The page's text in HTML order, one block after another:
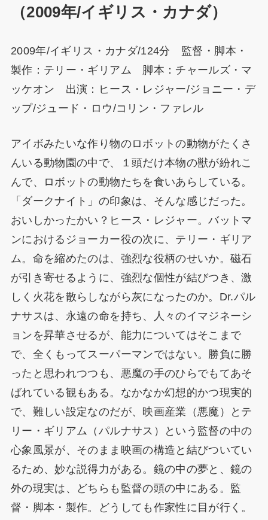
（2009年/イギリス・カナダ）
2009年/イギリス・カナダ/124分 監督・脚本・
製作：テリー・ギリアム 脚本：チャールズ・マ
ッケオン 出演：ヒース・レジャー/ジョニー・デ
ップ/ジュード・ロウ/コリン・ファレル
アイボみたいな作り物のロボットの動物がたくさ
んいる動物園の中で、１頭だけ本物の獣が紛れこ
んで、ロボットの動物たちを食いあらしている。
「ダークナイト」の印象は、そんな感じだった。
おいしかったかい？ヒース・レジャー。バットマ
ンにおけるジョーカー役の次に、テリー・ギリア
ム。命を縮めたのは、強烈な役柄のせいか。磁石
が引き寄せるように、強烈な個性が結びつき、激
しく火花を散らしながら灰になったのか。Dr.パル
ナサスは、永遠の命を持ち、人々のイマジネーシ
ョンを昇華させるが、能力についてはそこまで
で、全くもってスーパーマンではない。勝負に勝
ったと思われつつも、悪魔の手のひらでもてあそ
ばれている観もある。なかなか幻想的かつ現実的
で、難しい設定なのだが、映画産業（悪魔）とテ
リー・ギリアム（パルナサス）という監督の中の
心象風景が、そのまま映画の構造と結びついてい
るため、妙な説得力がある。鏡の中の夢と、鏡の
外の現実は、どちらも監督の頭の中にある。監
督・脚本・製作。どうしても作家性に目が行く。